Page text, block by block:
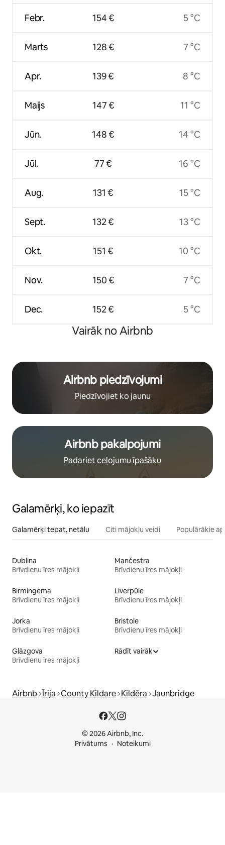
Febr.
Marts
Apr.
Maijs
Jūn.
Jūl.
Aug.
Sept.
Okt.
Nov.
Dec.
154 €
128 €
139 €
147 €
148 €
77 €
131 €
132 €
151 €
150 €
152 €
5 °C
7 °C
8 °C
11 °C
14 °C
16 °C
15 °C
13 °C
10 °C
7 °C
5 °C
Vairāk no Airbnb
Airbnb piedzīvojumi
Piedzīvojiet ko jaunu
Airbnb pakalpojumi
Padariet ceļojumu īpašāku
Galamērķi, ko iepazīt
Galamērķi tepat, netālu Citi mājokļu veidi Populārākie
Dublina
Brīvdienu īres mājokļi
Mančestra
Brīvdienu īres mājokļi
Birmingema
Brīvdienu īres mājokļi
Liverpūle
Brīvdienu īres mājokļi
Jorka
Brīvdienu īres mājokļi
Bristole
Brīvdienu īres mājokļi
Glāzgova
Brīvdienu īres mājokļi
Rādīt vairāk
Airbnb Īrija County Kildare Kildēra Jaunbridge
© 2026 Airbnb, Inc.
Privātums
Noteikumi